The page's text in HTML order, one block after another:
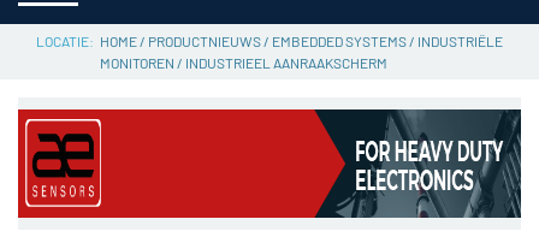
HOME/ PRODUCTNIEUWS/ EMBEDDED SYSTEMS/ INDUSTRIËLE
MONITOREN / INDUSTRIEEL AANRAAKSCHERM